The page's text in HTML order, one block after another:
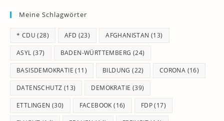
Meine Schlagwörter
* CDU (28) AFD (23) AFGHANISTAN (13)
ASYL (37) BADEN-WÜRTTEMBERG (24)
BASISDEMOKRATIE (11) BILDUNG (22) CORONA (16)
DATENSCHUTZ (13) DEMOKRATIE (39)
ETTLINGEN (30) FACEBOOK (16) FDP(17)